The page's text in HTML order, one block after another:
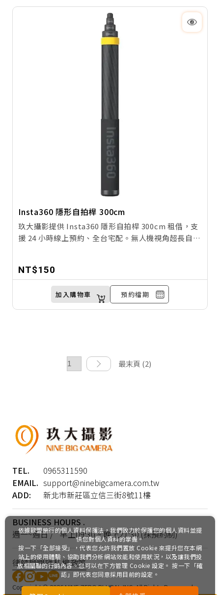
Insta360 隱形自拍桿 300cm
玖大攝影提供 Insta360 隱形自拍桿 300cm 租借，支
援 24 小時線上預約、全台宅配。無人機視角超長自拍
自動消失，創造前所未有的沉浸式影像體驗！
NT$150
加入購物車 預約檔期
最末頁 (2)
TEL.
0965311590
EMAIL. support@ninebigcamera.com.tw
ADD:
新北市新莊區立信三街8號11樓
BUSINESS HOURS .
週一~週日 / 早上09:30 ~ 晚上21:30 (採預約制)
律師顧問隱私權政策
Copyright ©2026NINE ZERO PLURAL INC.All Rights Reserved.
依據歐盟施行的個人資料保護法，我們致力於保護您的個人資料並提
供您對個人資料的掌握。
按一下「全部接受」，代表您允許我們置放 Cookie 來提升您在本網
站上的使用體驗、協助我們分析網站效能和使用狀況，以及讓我們投
放相關聯的行銷內容。您可以在下方管理 Cookie 設定。 按一下「確
認」即代表您同意採用目前的設定。